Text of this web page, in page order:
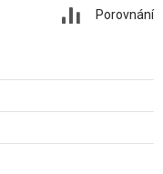
Porovnání